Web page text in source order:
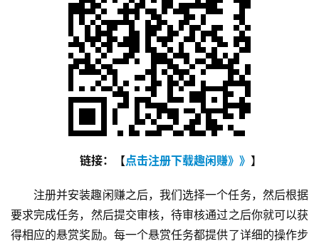
链接：【点击注册下载趣闲赚》》 】
注册并安装趣闲赚之后，我们选择一个任务，然后根据
要求完成任务，然后提交审核，待审核通过之后你就可以获
得相应的悬赏奖励。每一个悬赏任务都提供了详细的操作步